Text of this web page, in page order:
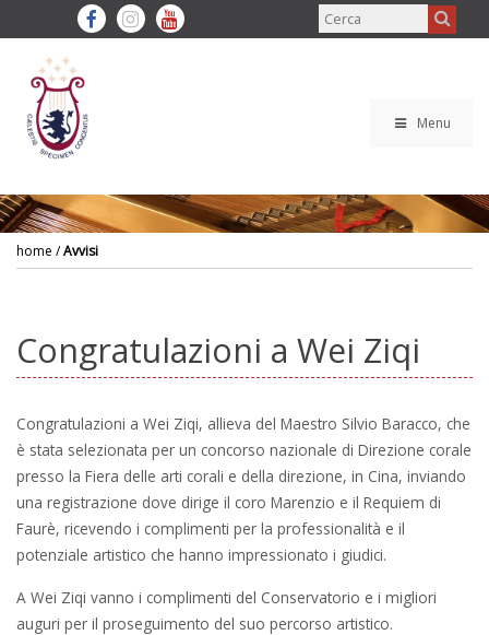
Menu
home /Avvisi
Congratulazioni a Wei Ziqi
Congratulazioni a Wei Ziqi, allieva del Maestro Silvio Baracco, che
è stata selezionata per un concorso nazionale di Direzione corale
presso la Fiera delle arti corali e della direzione, in Cina, inviando
una registrazione dove dirige il coro Marenzio e il Requiem di
Faurè, ricevendo i complimenti per la professionalità e il
potenziale artistico che hanno impressionato i giudici.
A Wei Ziqi vanno i complimenti del Conservatorio e i migliori
auguri per il proseguimento del suo percorso artistico.